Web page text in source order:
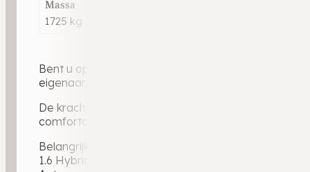
Massa
1725 kg
Bent u op zoek naar een luxe, krachtige en zeer
eigenaar, is volledig dealeronderhouden en
De krachtige 1.6 Plug-in Hybrid levert een
comfortabele automaat en de rijke uitrusting is
Belangrijkste opties:
1.6 Hybrid Plug-in 225 PK (165 kW)